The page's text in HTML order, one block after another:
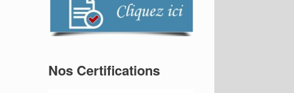
Nos Certifications